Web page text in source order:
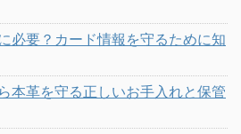
必要？カード情報を守るために知
本革を守る正しいお手入れと保管